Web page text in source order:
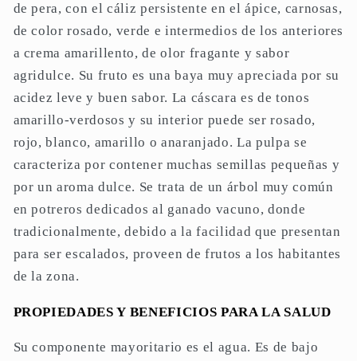
de pera, con el cáliz persistente en el ápice, carnosas,
de color rosado, verde e intermedios de los anteriores
a crema amarillento, de olor fragante y sabor
agridulce. Su fruto es una baya muy apreciada por su
acidez leve y buen sabor. La cáscara es de tonos
amarillo-verdosos y su interior puede ser rosado,
rojo, blanco, amarillo o anaranjado. La pulpa se
caracteriza por contener muchas semillas pequeñas y
por un aroma dulce. Se trata de un árbol muy común
en potreros dedicados al ganado vacuno, donde
tradicionalmente, debido a la facilidad que presentan
para ser escalados, proveen de frutos a los habitantes
de la zona.
PROPIEDADES Y BENEFICIOS PARA LA SALUD
Su componente mayoritario es el agua. Es de bajo